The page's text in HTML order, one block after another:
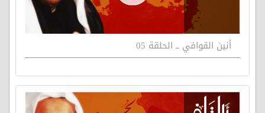
أنين القوافي ــ الحلقة 05